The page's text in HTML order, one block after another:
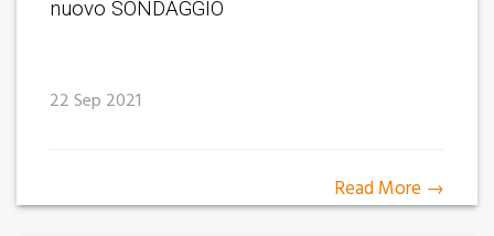
nuovo SONDAGGIO
22 Sep 2021
Read More →